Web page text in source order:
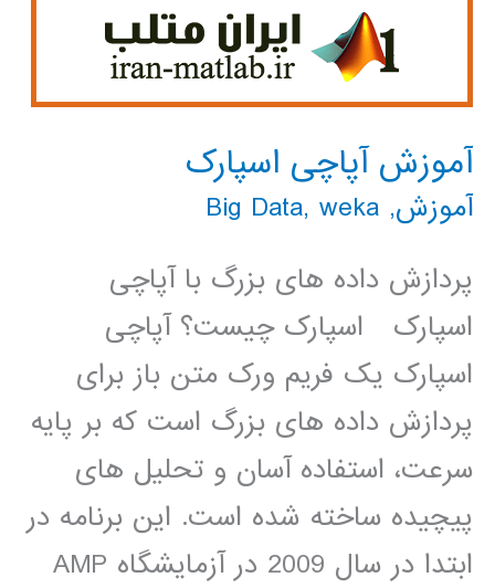
آموزش آپاچی اسپارک
آموزش,
Big Data, weka
پردازش داده های بزرگ با آپاچی
اسپارک اسپارک چیست؟ آپاچی
اسپارک یک فریم ورک متن باز برای
پردازش داده های بزرگ است که بر پایه
سرعت، استفاده آسان و تحلیل های
پیچیده ساخته شده است. این برنامه در
ابتدا در سال 2009 در آزمایشگاه AMP